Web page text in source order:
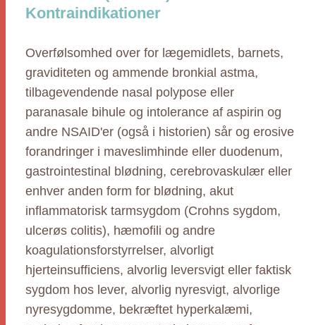
Kontraindikationer
Overfølsomhed over for lægemidlets, barnets,
graviditeten og ammende bronkial astma,
tilbagevendende nasal polypose eller
paranasale bihule og intolerance af aspirin og
andre NSAID'er (også i historien) sår og erosive
forandringer i maveslimhinde eller duodenum,
gastrointestinal blødning, cerebrovaskulær eller
enhver anden form for blødning, akut
inflammatorisk tarmsygdom (Crohns sygdom,
ulcerøs colitis), hæmofili og andre
koagulationsforstyrrelser, alvorligt
hjerteinsufficiens, alvorlig leversvigt eller faktisk
sygdom hos lever, alvorlig nyresvigt, alvorlige
nyresygdomme, bekræftet hyperkalæmi,